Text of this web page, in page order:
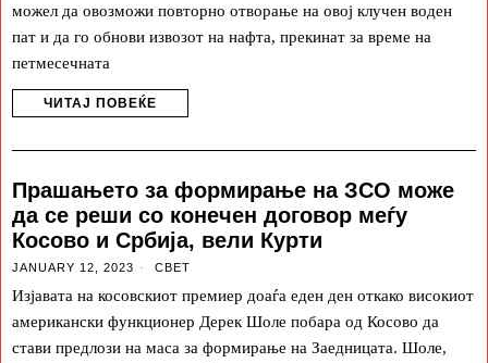
можел да овозможи повторно отворање на овој клучен воден
пат и да го обнови извозот на нафта, прекинат за време на
петмесечната
ЧИТАЈ ПОВЕЌЕ
Прашањето за формирање на ЗСО може
да се реши со конечен договор меѓу
Косово и Србија, вели Курти
JANUARY 12, 2023 СВЕТ
Изјавата на косовскиот премиер доаѓа еден ден откако високиот
американски функционер Дерек Шоле побара од Косово да
стави предлози на маса за формирање на Заедницата. Шоле,